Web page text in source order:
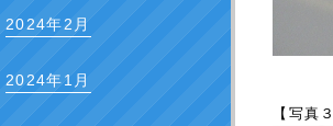
【写真
2024年2月
2024年1月